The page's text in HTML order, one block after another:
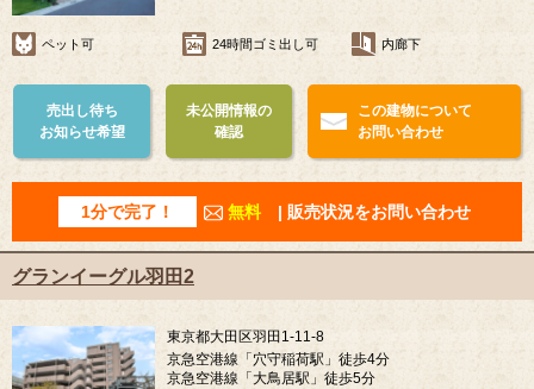
ペット可 24時間ゴミ出し可 内廊下
売出し待ち
お知らせ希望
未公開情報の
確認
この建物について
お問い合わせ
1分で完了！ 無料 | 販売状況をお問い合わせ
グランイーグル羽田2
東京都大田区羽田1-11-8
京急空港線「穴守稲荷駅」徒歩4分
京急空港線「大鳥居駅」徒歩5分